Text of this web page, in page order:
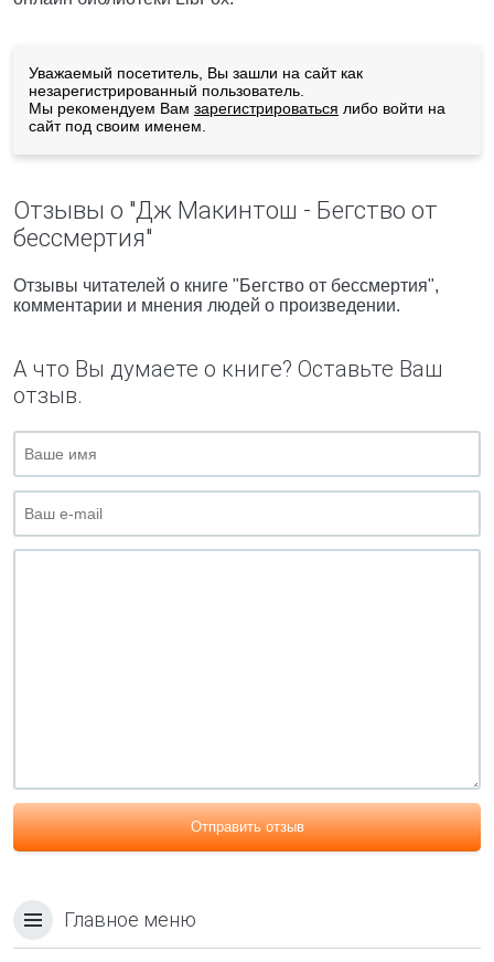
Уважаемый посетитель, Вы зашли на сайт как
незарегистрированный пользователь.
Мы рекомендуем Вам зарегистрироваться либо войти на
сайт под своим именем.
Отзывы о "Дж Макинтош - Бегство от
бессмертия"
Отзывы читателей о книге "Бегство от бессмертия",
комментарии и мнения людей о произведении.
А что Вы думаете о книге? Оставьте Ваш
отзыв.
Отправить отзыв
Главное меню